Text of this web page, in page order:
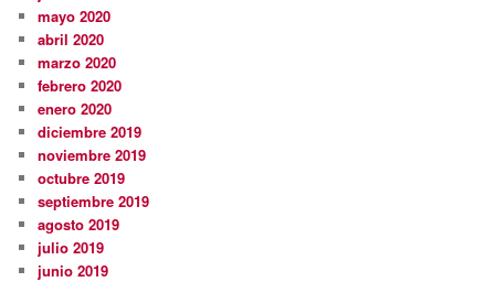
mayo 2020
abril 2020
marzo 2020
febrero 2020
enero 2020
diciembre 2019
noviembre 2019
octubre 2019
septiembre 2019
agosto 2019
julio 2019
junio 2019